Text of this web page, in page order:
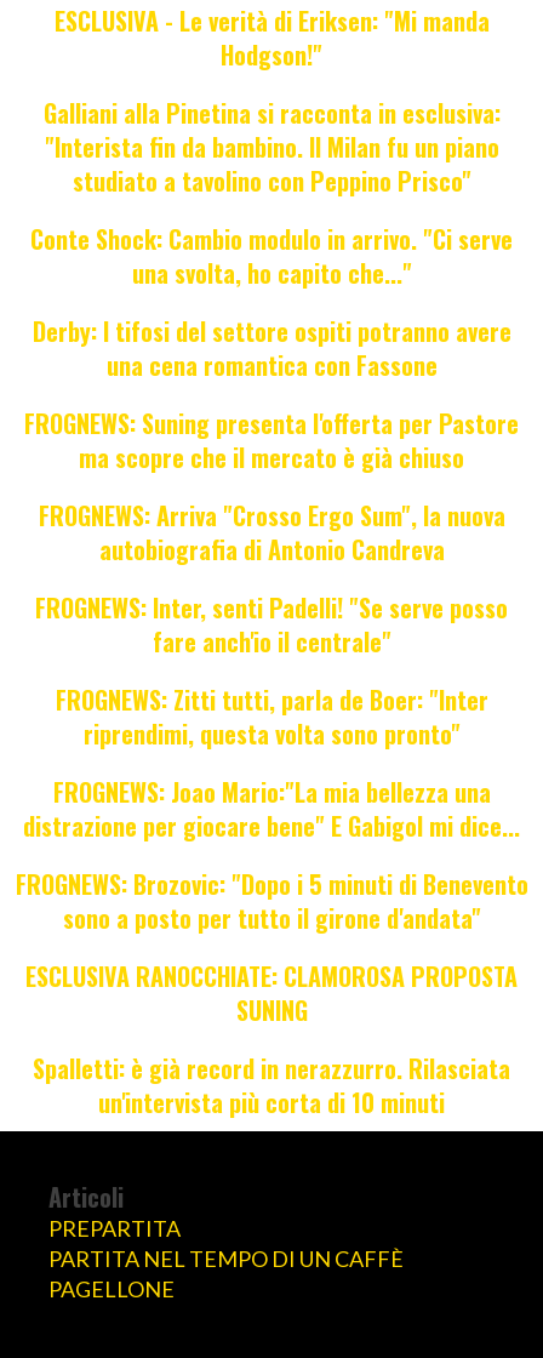
ESCLUSIVA - Le verità di Eriksen: "Mi manda
Hodgson!"
Galliani alla Pinetina si racconta in esclusiva:
"Interista fin da bambino. Il Milan fu un piano
studiato a tavolino con Peppino Prisco"
Conte Shock: Cambio modulo in arrivo. "Ci serve
una svolta, ho capito che..."
Derby: I tifosi del settore ospiti potranno avere
una cena romantica con Fassone
FROGNEWS: Suning presenta l'offerta per Pastore
ma scopre che il mercato è già chiuso
FROGNEWS: Arriva "Crosso Ergo Sum", la nuova
autobiografia di Antonio Candreva
FROGNEWS: Inter, senti Padelli! "Se serve posso
fare anch'io il centrale"
FROGNEWS: Zitti tutti, parla de Boer: "Inter
riprendimi, questa volta sono pronto"
FROGNEWS: Joao Mario:"La mia bellezza una
distrazione per giocare bene" E Gabigol mi dice...
FROGNEWS: Brozovic: "Dopo i 5 minuti di Benevento
sono a posto per tutto il girone d'andata"
ESCLUSIVA RANOCCHIATE: CLAMOROSA PROPOSTA
SUNING
Spalletti: è già record in nerazzurro. Rilasciata
un'intervista più corta di 10 minuti
Articoli
PREPARTITA
PARTITA NEL TEMPO DI UN CAFFÈ
PAGELLONE